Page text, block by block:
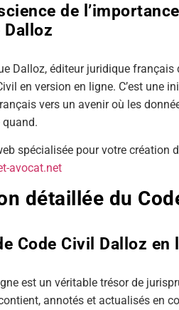
de
Dalloz
Dalloz, éditeur juridique
en version en ligne. C’est une
vers un avenir où les
quand.
spécialisée pour votre
avocat.net
détaillée du
Code Civil Dalloz en
est un véritable trésor de
annotés et actualisés en